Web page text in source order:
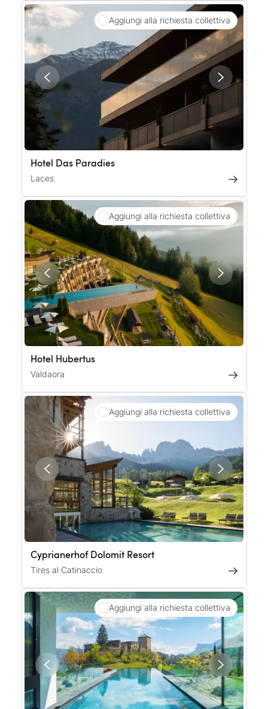
Aggiungi alla richiesta collettiva
Hotel Das Paradies
Laces
Aggiungi alla richiesta collettiva
Hotel Hubertus
Valdaora
Aggiungi alla richiesta collettiva
Cyprianerhof Dolomit Resort
Tires al Catinaccio
Aggiungi alla richiesta collettiva